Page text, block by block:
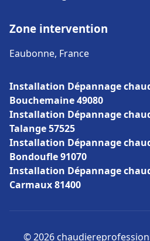
Zone intervention
Eaubonne, France
Installation Dépannage
Bouchemaine 49080
Installation Dépannage
Talange 57525
Installation Dépannage
Bondoufle 91070
Installation Dépannage
Carmaux 81400
© 2026